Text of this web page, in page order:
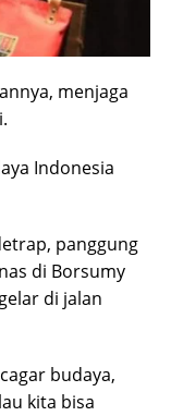
menjaga
Indonesia
panggung
di Borsumy
di jalan
budaya,
kita bisa